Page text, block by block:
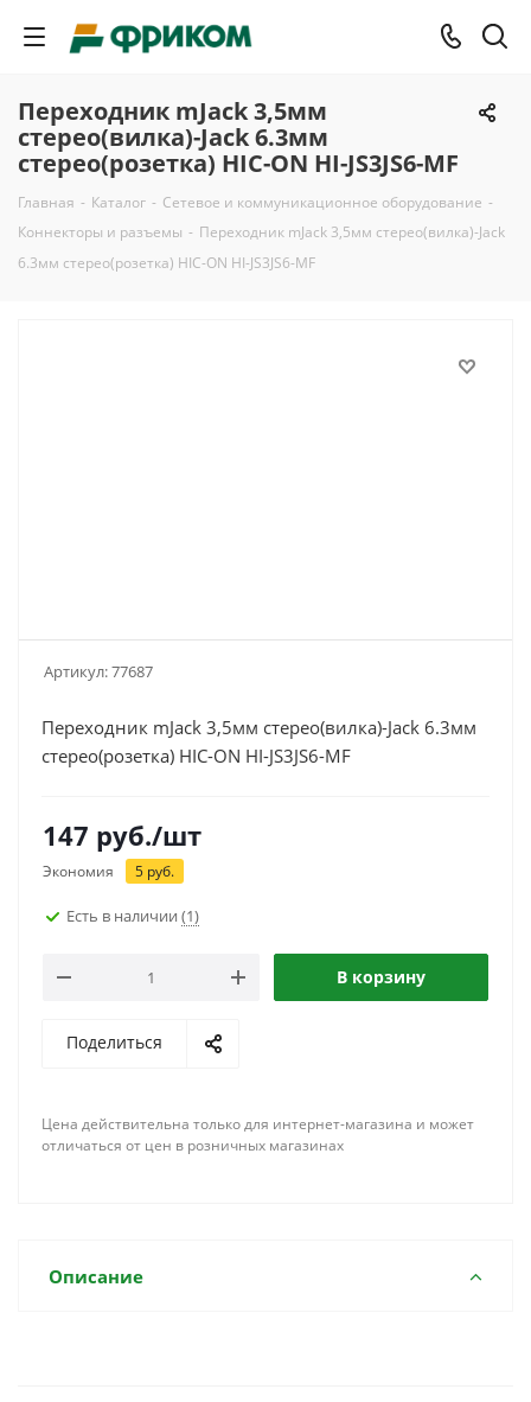
Переходник mJack 3,5мм
стерео(вилка)-Jack 6.3мм
стерео(розетка) HIC-ON HI-JS3JS6-MF
Главная - Каталог - Сетевое и коммуникационное оборудование -
Коннекторы и разъемы - Переходник mJack 3,5мм стерео(вилка)-Jack
6.3мм стерео(розетка) HIC-ON HI-JS3JS6-MF
Артикул:77687
Переходник mJack 3,5мм стерео(вилка)-Jack 6.3мм
стерео(розетка) HIC-ON HI-JS3JS6-MF
147 руб./шт
Экономия 5 руб.
Есть в наличии (1)
В корзину
Поделиться
Цена действительна только для интернет-магазина и может
отличаться от цен в розничных магазинах
Описание